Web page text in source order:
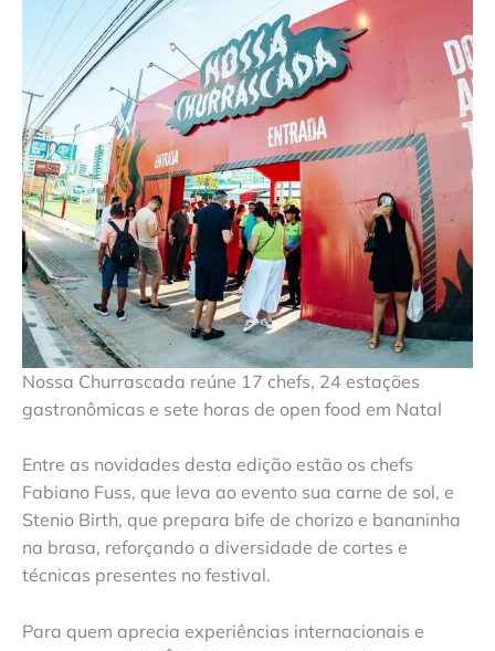
Nossa Churrascada reúne 17 chefs, 24 estações
gastronômicas e sete horas de open food em Natal
Entre as novidades desta edição estão os chefs
Fabiano Fuss, que leva ao evento sua carne de sol, e
Stenio Birth, que prepara bife de chorizo e bananinha
na brasa, reforçando a diversidade de cortes e
técnicas presentes no festival.
Para quem aprecia experiências internacionais e